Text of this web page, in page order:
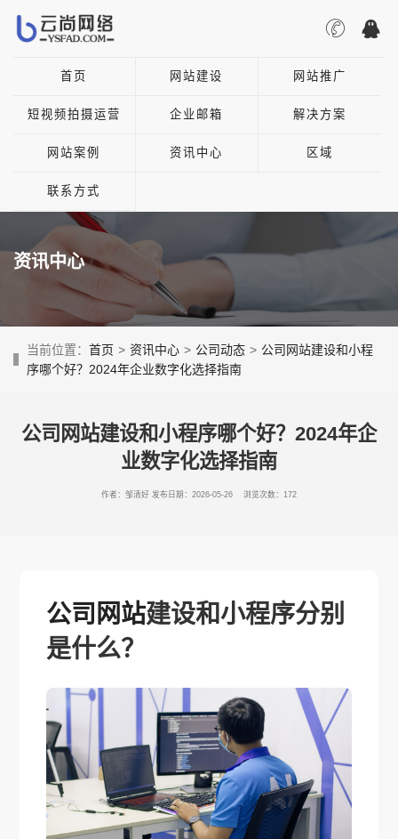
首页 网站建设 网站推广
短视频拍摄运营 企业邮箱 解决方案
网站案例 资讯中心 区域
联系方式
资讯中心
当前位置： 首页 > 资讯中心 > 公司动态 > 公司网站建设和小程
序哪个好？2024年企业数字化选择指南
公司网站建设和小程序哪个好？2024年企
业数字化选择指南
作者：邹清好 发布日期：2026-05-26 浏览次数：172
公司网站建设和小程序分别
是什么？